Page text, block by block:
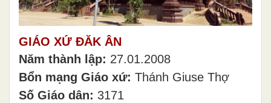
GIÁO XỨ ĐĂK ÂN
Năm thành lập: 27.01.2008
Bổn mạng Giáo xứ: Thánh Giuse Thợ
Số Giáo dân: 3171